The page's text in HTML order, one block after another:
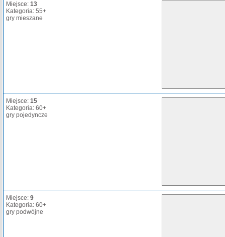
Miejsce: 13
Kategoria: 55+
gry mieszane
Miejsce: 15
Kategoria: 60+
gry pojedyncze
Miejsce: 9
Kategoria: 60+
gry podwójne